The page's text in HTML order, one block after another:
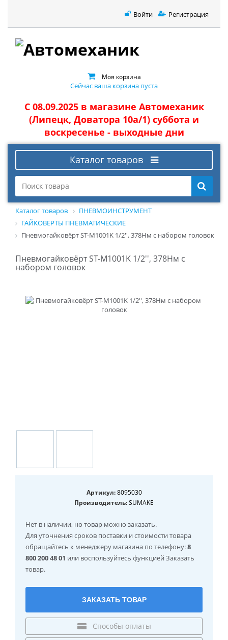
Войти Регистрация
Моя корзина
Сейчас ваша корзина пуста
С 08.09.2025 в магазине Автомеханик
(Липецк, Доватора 10а/1) суббота и
воскресенье - выходные дни
Каталог товаров
Каталог товаров
ПНЕВМОИНСТРУМЕНТ
ГАЙКОВЕРТЫ ПНЕВМАТИЧЕСКИЕ
Пневмогайковёрт ST-M1001K 1/2'', 378Нм с набором головок
Пневмогайковёрт ST-M1001K 1/2'', 378Нм с
набором головок
Артикул:8095030
Производитель:SUMAKE
Нет в наличии, но товар можно заказать.
Для уточнения сроков поставки и стоимости товара
обращайтесь к менеджеру магазина по телефону:8
800 200 48 01 или воспользуйтесь функцией Заказать
товар.
ЗАКАЗАТЬ ТОВАР
Способы оплаты